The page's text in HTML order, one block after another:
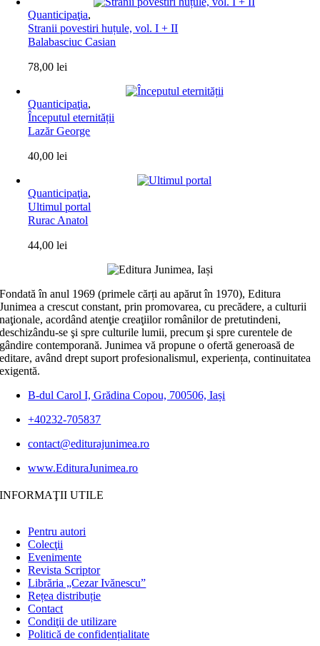
Quanticipaţia,
Stranii povestiri huțule, vol. I + II
Balabasciuc Casian
78,00lei
Quanticipaţia,
Începutul eternității
Lazăr George
40,00lei
Quanticipaţia,
Ultimul portal
Rurac Anatol
44,00lei
Fondată în anul 1969 (primele cărți au apărut în 1970), Editura
Junimea a crescut constant, prin promovarea, cu precădere, a culturii
naţionale, acordând atenţie creaţiilor românilor de pretutindeni,
deschizându-se şi spre culturile lumii, precum şi spre curentele de
gândire contemporană. Junimea vă propune o ofertă generoasă de
editare, având drept suport profesionalismul, experiența, continuitatea
exigentă.
B-dul Carol I, Grădina Copou, 700506, Iași
+40232-705837
contact@editurajunimea.ro
www.EdituraJunimea.ro
INFORMAŢII UTILE
Pentru autori
Colecţii
Evenimente
Revista Scriptor
Librăria „Cezar Ivănescu”
Rețea distribuție
Contact
Condiţii de utilizare
Politică de confidențialitate